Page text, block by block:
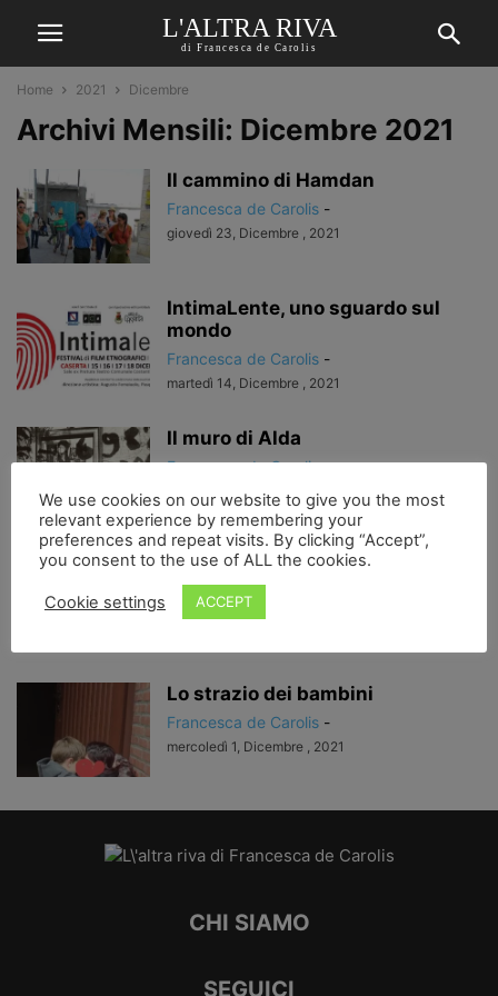
L'ALTRA RIVA
di Francesca de Carolis
Home 2021 Dicembre
Archivi Mensili: Dicembre 2021
Il cammino di Hamdan
Francesca de Carolis -
giovedì 23, Dicembre , 2021
IntimaLente, uno sguardo sul
mondo
Francesca de Carolis -
martedì 14, Dicembre , 2021
Il muro di Alda
Francesca de Carolis -
lunedì 13, Dicembre , 2021
Le donne, la violenza…
Francesca de Carolis
mercoledì 8, Dicembre , 2021
Lo strazio dei bambini
Francesca de Carolis -
mercoledì 1, Dicembre , 2021
CHI SIAMO
SEGUICI
We use cookies on our website to give you the most
relevant experience by remembering your
preferences and repeat visits. By clicking “Accept”,
you consent to the use of ALL the cookies.
Cookie settings ACCEPT